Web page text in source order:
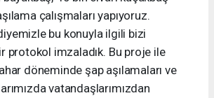
çalışmaları yapıyoruz.
bu konuyla ilgili bizi
protokol imzaladık. Bu proje ile
döneminde şap aşılamaları ve
vatandaşlarımızdan